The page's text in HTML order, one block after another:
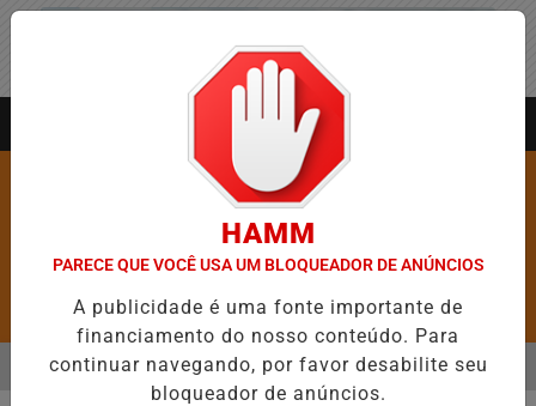
Pesquisar Notícia
5,1 MIL NOVAS VAGAS DO ALUGUEL SOCIAL EM 40 MUNICÍPIOS
MENU
HAMM
PARECE QUE VOCÊ USA UM BLOQUEADOR DE ANÚNCIOS
A publicidade é uma fonte importante de
financiamento do nosso conteúdo. Para
continuar navegando, por favor desabilite seu
bloqueador de anúncios.